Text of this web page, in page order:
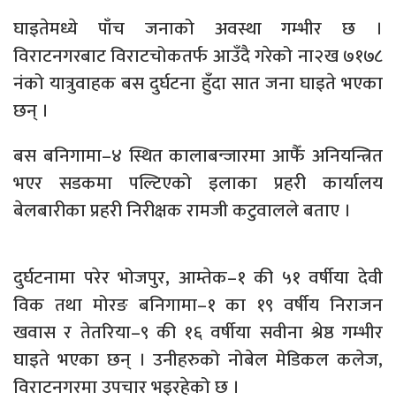
घाइतेमध्ये पाँच जनाको अवस्था गम्भीर छ ।
विराटनगरबाट विराटचोकतर्फ आउँदै गरेको ना२ख ७१७८
नंको यात्रुवाहक बस दुर्घटना हुँदा सात जना घाइते भएका
छन् ।
बस बनिगामा–४ स्थित कालाबन्जारमा आफैँ अनियन्त्रित
भएर सडकमा पल्टिएको इलाका प्रहरी कार्यालय
बेलबारीका प्रहरी निरीक्षक रामजी कटुवालले बताए ।
दुर्घटनामा परेर भोजपुर, आम्तेक–१ की ५१ वर्षीया देवी
विक तथा मोरङ बनिगामा–१ का १९ वर्षीय निराजन
खवास र तेतरिया–९ की १६ वर्षीया सवीना श्रेष्ठ गम्भीर
घाइते भएका छन् । उनीहरुको नोबेल मेडिकल कलेज,
विराटनगरमा उपचार भइरहेको छ ।